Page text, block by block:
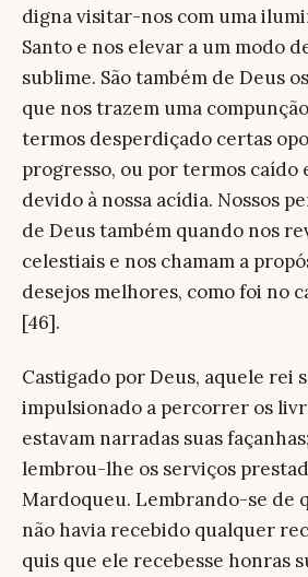
digna visitar-nos com uma
Santo e nos elevar a um modo
sublime. São também de Deus
que nos trazem uma
termos desperdiçado certas
progresso, ou por termos caído
devido à nossa acídia. Nossos
de Deus também quando nos
celestiais e nos chamam a
desejos melhores, como foi no
[46].
Castigado por Deus, aquele rei
impulsionado a percorrer os
estavam narradas suas
lembrou-lhe os serviços
Mardoqueu. Lembrando-se de
não havia recebido qualquer
quis que ele recebesse honras